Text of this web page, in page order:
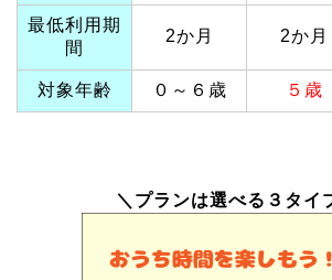
最低利用期
間
2か月 2か月
対象年齢 ０～６歳 ５歳
＼プランは選べる３タイ